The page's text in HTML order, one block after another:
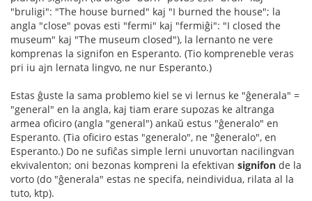
"bruligi": "The house burned" kaj "I burned the house"; la
angla "close" povas esti "fermi" kaj "fermiĝi": "I closed the
museum" kaj "The museum closed"), la lernanto ne vere
komprenas la signifon en Esperanto. (Tio kompreneble veras
pri iu ajn lernata lingvo, ne nur Esperanto.)
Estas ĝuste la sama problemo kiel se vi lernus ke "ĝenerala" =
"general" en la angla, kaj tiam erare supozas ke altranga
armea oficiro (angla "general") ankaŭ estus "ĝeneralo" en
Esperanto. (Tia oficiro estas "generalo", ne "ĝeneralo", en
Esperanto.) Do ne sufiĉas simple lerni unuvortan nacilingvan
ekvivalenton; oni bezonas kompreni la efektivan signifon de la
vorto (do "ĝenerala" estas ne specifa, neindividua, rilata al la
tuto, ktp).